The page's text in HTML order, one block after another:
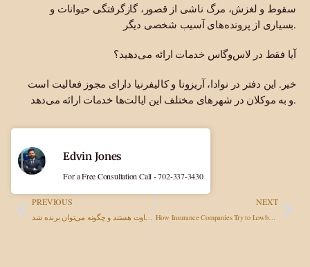
سقوط و لغزش، مرگ ناشی از قصور، گازگرفتگی حیوانات و
بسیاری از پرونده‌های آسیب شخصی دیگر.
آیا فقط در لاس‌وگاس خدمات ارائه می‌دهید؟
خیر. این دفتر در نوادا، آریزونا و کالیفرنیا دارای مجوز فعالیت است
و به موکلان در شهرهای مختلف این ایالت‌ها خدمات ارائه می‌دهد.
PREVIOUS
دعاوی حقوقی تصادف کامیون: چرا متفاوت هستند و چگونه می‌توان برنده شد
NEXT
How Insurance Companies Try to Lowball You — and How to Fight Back
Edvin Jones
For a Free Consultation Call - 702-337-3430